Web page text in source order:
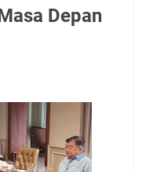
Depan